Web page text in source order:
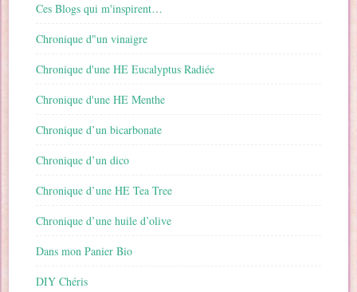
Ces Blogs qui m'inspirent…
Chronique d"un vinaigre
Chronique d'une HE Eucalyptus Radiée
Chronique d'une HE Menthe
Chronique d’un bicarbonate
Chronique d’un dico
Chronique d’une HE Tea Tree
Chronique d’une huile d’olive
Dans mon Panier Bio
DIY Chéris